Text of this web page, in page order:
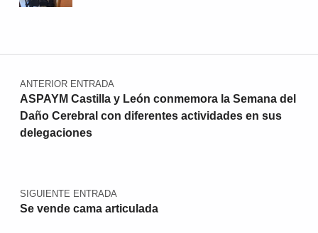
Navegación de entradas
ANTERIOR ENTRADA
ASPAYM Castilla y León conmemora la Semana del
Daño Cerebral con diferentes actividades en sus
delegaciones
SIGUIENTE ENTRADA
Se vende cama articulada